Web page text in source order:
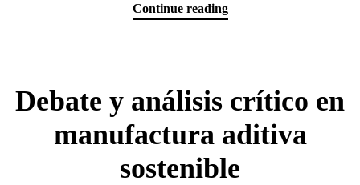
Continue reading
Debate y análisis crítico en
manufactura aditiva
sostenible